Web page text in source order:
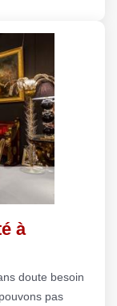
à
doute besoin
pas